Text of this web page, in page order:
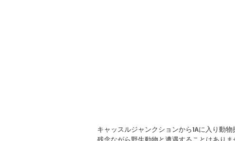
キャッスルジャンクションから1Aに入り動
残念ながら野生動物と遭遇することはありま